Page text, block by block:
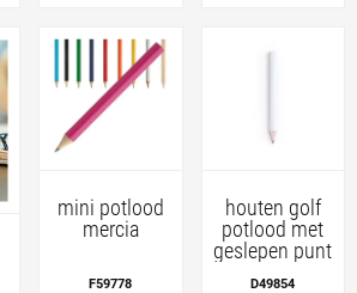
mini potlood
mercia
F59778
houten golf
potlood met
geslepen punt
D49854